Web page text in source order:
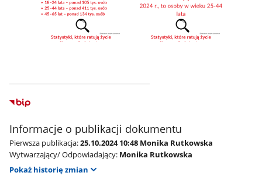
poprzednie
zdjęcia
Informacje o publikacji dokumentu
Pierwsza publikacja:25.10.2024 10:48 Monika Rutkowska
Wytwarzający/ Odpowiadający: Monika Rutkowska
Pokaż historię zmian